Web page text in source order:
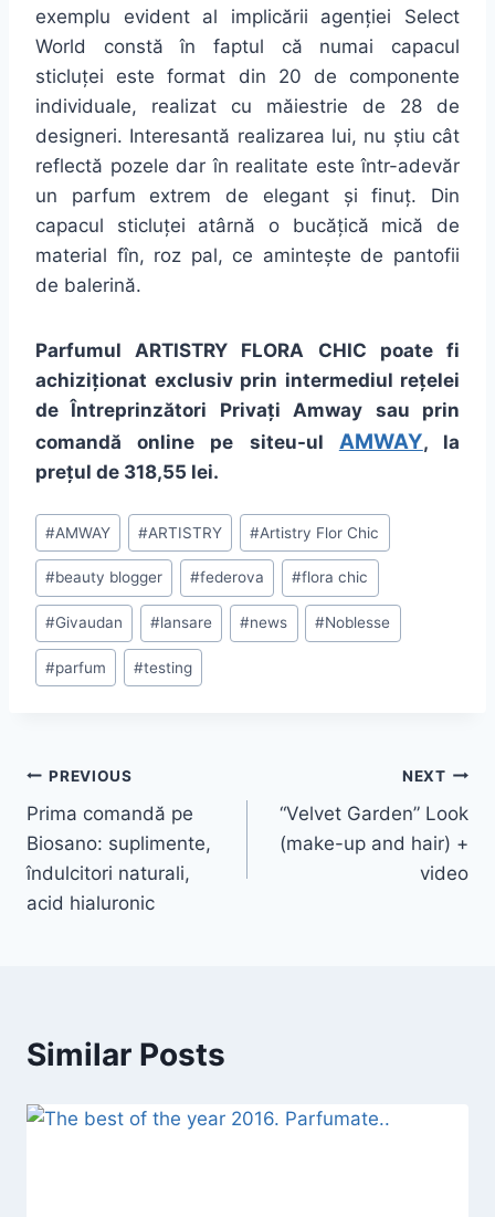
exemplu evident al implicării agenției Select
World constă în faptul că numai capacul
sticluței este format din 20 de componente
individuale, realizat cu măiestrie de 28 de
designeri. Interesantă realizarea lui, nu știu cât
reflectă pozele dar în realitate este într-adevăr
un parfum extrem de elegant și finuț. Din
capacul sticluței atârnă o bucățică mică de
material fîn, roz pal, ce amintește de pantofii
de balerină.
Parfumul ARTISTRY FLORA CHIC poate fi
achiziționat exclusiv prin intermediul rețelei
de Întreprinzători Privați Amway sau prin
comandă online pe siteu-ul AMWAY, la
prețul de 318,55 lei.
Post
Tags:
#AMWAY #ARTISTRY #Artistry Flor Chic
#beauty blogger #federova #flora chic
#Givaudan #lansare #news #Noblesse
#parfum #testing
Post
navigation
PREVIOUS
Prima comandă pe
Biosano: suplimente,
îndulcitori naturali,
acid hialuronic
NEXT
“Velvet Garden” Look
(make-up and hair) +
video
Similar Posts